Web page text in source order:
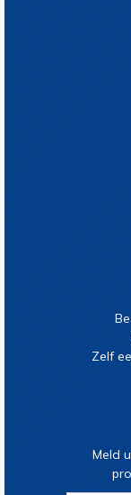
Zelf
Meld